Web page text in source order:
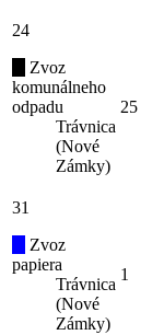
24
Zvoz
komunálneho
odpadu
Trávnica
(Nové
Zámky)
25
31
Zvoz
papiera
Trávnica
(Nové
Zámky)
1